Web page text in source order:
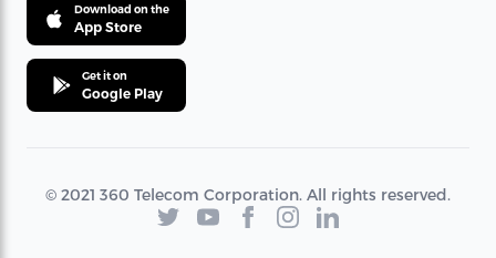
Download on the
App Store
Get it on
Google Play
© 2021 360 Telecom Corporation. All rights reserved.